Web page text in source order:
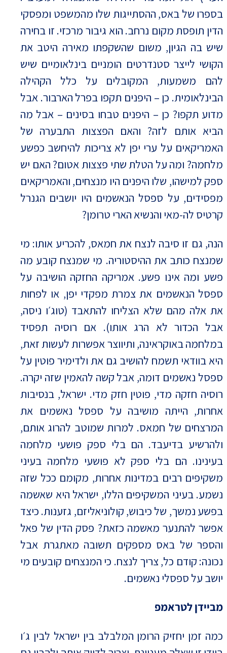
בספרו של באס, ההסתייגות שלו מהמשפט ומפסקי
הדין תופסת מקום נרחב. הוא גיבור מרכזי. זו בחירה
שיש בה הגיון, משום שהשקפתו מאירה היטב את
הקושי לייצר סטנדרטים הומניים בינלאומיים שיש
להם משמעות, המקובלים על כלל הקהילה
הבינלאומית. כן – היפנים תקפו בפרל הארבור. אבל
מדוע תקפו? כן – היפנים טבחו בסינים – אבל מה
הביא אותם לזה? והאם הפצצות התבערה של
האמריקאים על ערי יפן לא צריכות להיחשב כפשע
מלחמה? ומה על הטלת שתי פצצות אטום? האם יש
ספק למישהו, שלו היפנים היו מנצחים, והאמריקאים
מפסידים, על ספסל הנאשמים היו יושבים הגנרל
קרטיס לה-מאי והנשיא הארי טרומן?
הנה, גם זו סיבה לנצח את חמאס, להכריע אותו: מי
שמנצח כותב את ההיסטוריה. מי שמנצח קובע מה
פשע ומה אינו פשע. אמריקה החזקה הושיבה על
ספסל הנאשמים את צמרת מפקדי יפן, או לפחות
את אלה מהם שלא הצליחו להתאבד (טוג׳ו ניסה,
אבל הכדור לא הרג אותו). אם רוסיה תפסיד
במלחמה באוקראינה, ותיווצר אפשרות לעשות זאת,
היא בוודאי תשמח להושיב גם את ולדימיר פוטין על
ספסל נאשמים דומה, אבל קשה להאמין שזה יקרה.
רוסיה חזקה מדי, פוטין חזק מדי. ישראל, בנסיבות
אחרות, הייתה מושיבה על ספסל נאשמים את
המרצחים של חמאס. למרות שמוטב להרוג אותם,
ולהרשיע בדיעבד. הם בלי ספק פושעי מלחמה
בעינינו. הם בלי ספק לא פושעי מלחמה בעיני
משקיפים רבים במדינות אחרות, מקומם ככל שזה
נשמע. בעיני המשקיפים הללו, ישראל היא שאשמה
בפשע נמשך, של כיבוש, קולוניאליזם, גזענות. כיצד
אפשר להתנער מאשמה כזאת? פסק הדין של פאל
והספר של באס מספקים תשובה מאתגרת אבל
נכונה: קודם כל, צריך לנצח. כי המנצחים קובעים מי
יושב על ספסלי נאשמים.
מביידן לטראמפ
כמה זמן יחזיק הרומן המלבלב בין ישראל לבין ג׳ו